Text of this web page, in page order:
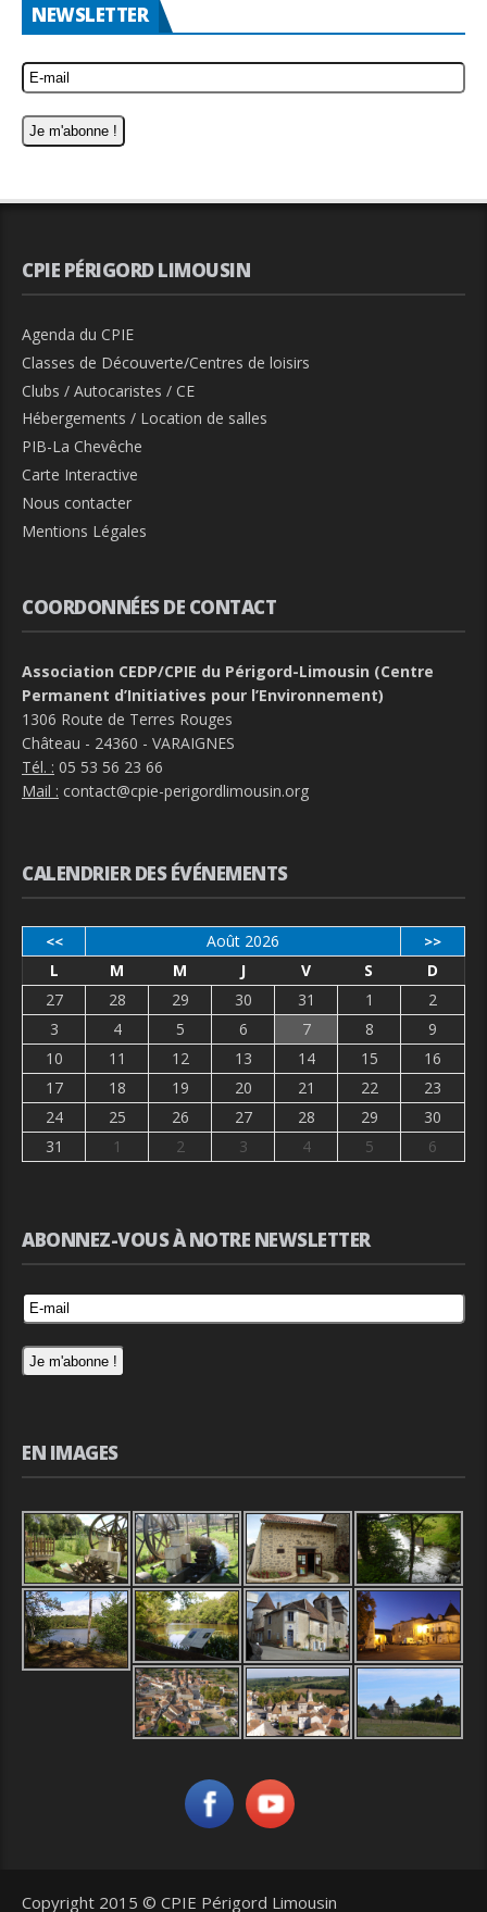
NEWSLETTER
CPIE PÉRIGORD LIMOUSIN
Agenda du CPIE
Classes de Découverte/Centres de loisirs
Clubs / Autocaristes / CE
Hébergements / Location de salles
PIB-La Chevêche
Carte Interactive
Nous contacter
Mentions Légales
COORDONNÉES DE CONTACT
Association CEDP/CPIE du Périgord-Limousin (Centre
Permanent d’Initiatives pour l’Environnement)
1306 Route de Terres Rouges
Château - 24360 - VARAIGNES
Tél. : 05 53 56 23 66
Mail : contact@cpie-perigordlimousin.org
CALENDRIER DES ÉVÉNEMENTS
<< Août 2026 >>
L M M J V S
D
27
28 29 30 31 1
2
3
4 5 6 7 8
9
10
11 12 13 14 15
16
17
18 19 20 21 22
23
24
25 26 27 28 29
30
31
1 2 3 4 5 6
ABONNEZ-VOUS À NOTRE NEWSLETTER
EN IMAGES
Copyright 2015 © CPIE Périgord Limousin